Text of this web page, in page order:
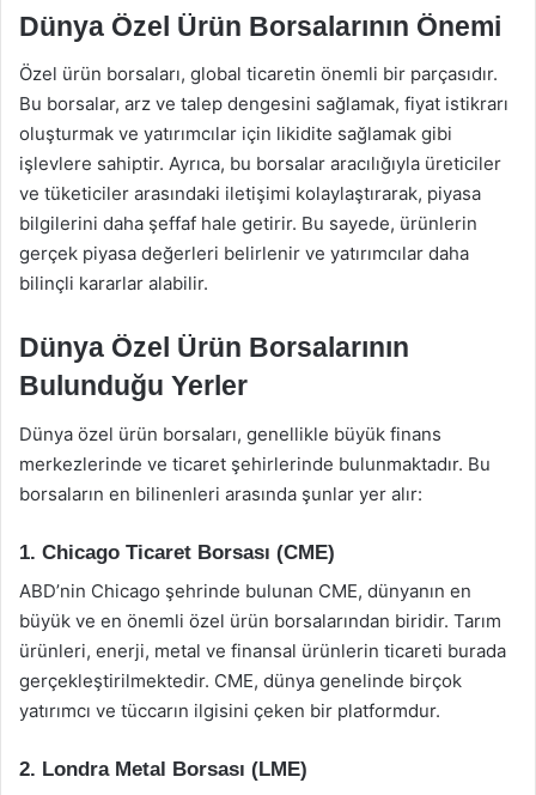
Dünya Özel Ürün Borsalarının Önemi
Özel ürün borsaları, global ticaretin önemli bir parçasıdır.
Bu borsalar, arz ve talep dengesini sağlamak, fiyat istikrarı
oluşturmak ve yatırımcılar için likidite sağlamak gibi
işlevlere sahiptir. Ayrıca, bu borsalar aracılığıyla üreticiler
ve tüketiciler arasındaki iletişimi kolaylaştırarak, piyasa
bilgilerini daha şeffaf hale getirir. Bu sayede, ürünlerin
gerçek piyasa değerleri belirlenir ve yatırımcılar daha
bilinçli kararlar alabilir.
Dünya Özel Ürün Borsalarının
Bulunduğu Yerler
Dünya özel ürün borsaları, genellikle büyük finans
merkezlerinde ve ticaret şehirlerinde bulunmaktadır. Bu
borsaların en bilinenleri arasında şunlar yer alır:
1. Chicago Ticaret Borsası (CME)
ABD’nin Chicago şehrinde bulunan CME, dünyanın en
büyük ve en önemli özel ürün borsalarından biridir. Tarım
ürünleri, enerji, metal ve finansal ürünlerin ticareti burada
gerçekleştirilmektedir. CME, dünya genelinde birçok
yatırımcı ve tüccarın ilgisini çeken bir platformdur.
2. Londra Metal Borsası (LME)